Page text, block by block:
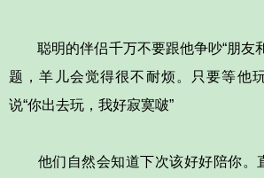
聪明的伴侣千万不要跟他争吵“朋友
题，羊儿会觉得很不耐烦。只要等他
说“你出去玩，我好寂寞啵”
他们自然会知道下次该好好陪你。